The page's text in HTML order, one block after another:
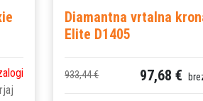
Diamantna vrtalna
Elite D1405
933,44 € 97,68 €